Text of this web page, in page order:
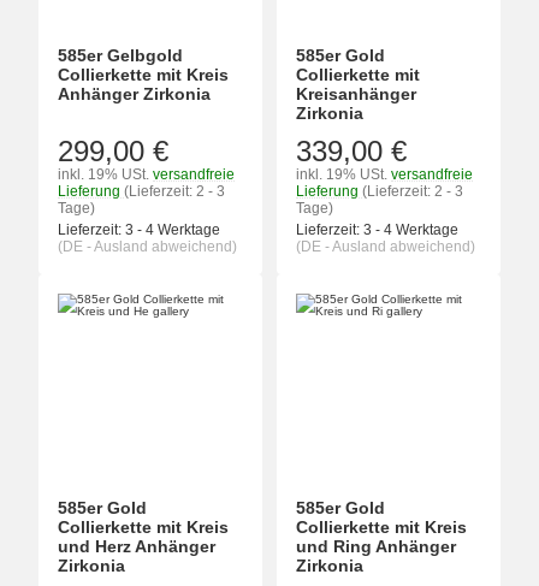
585er Gelbgold
Collierkette mit Kreis
Anhänger Zirkonia
299,00 €
inkl. 19% USt. versandfreie
Lieferung (Lieferzeit: 2 - 3
Tage)
Lieferzeit: 3 - 4 Werktage
(DE - Ausland abweichend)
585er Gold
Collierkette mit
Kreisanhänger
Zirkonia
339,00 €
inkl. 19% USt. versandfreie
Lieferung (Lieferzeit: 2 - 3
Tage)
Lieferzeit: 3 - 4 Werktage
(DE - Ausland abweichend)
585er Gold
Collierkette mit Kreis
und Herz Anhänger
Zirkonia
585er Gold
Collierkette mit Kreis
und Ring Anhänger
Zirkonia